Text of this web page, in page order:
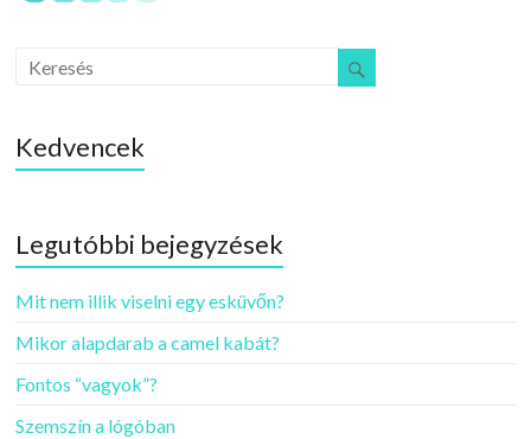
Kedvencek
Legutóbbi bejegyzések
Mit nem illik viselni egy esküvőn?
Mikor alapdarab a camel kabát?
Fontos “vagyok”?
Szemszín a lógóban